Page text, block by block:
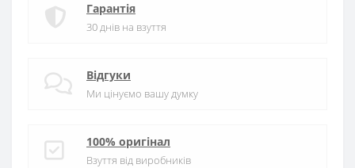
Гарантія
30 днів на взуття
Відгуки
Ми цінуємо вашу думку
100% оригінал
Взуття від виробників